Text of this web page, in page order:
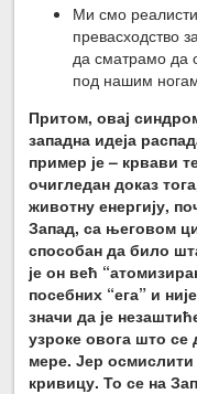
Ми смо
превасходство
да сматрамо да
под нашим
Притом, овај
западна идеја
пример је – крвави
очигледан доказ
животну енергију,
Запад, са његовом
способан да било
је он већ
посебних “ега” и
значи да је
узроке овога што се
мере. Јер осмислити
кривицу. То се на